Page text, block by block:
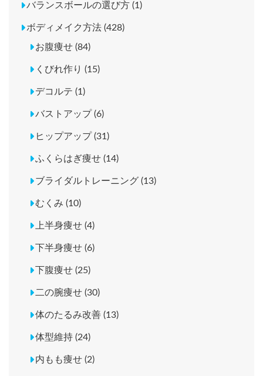
バランスボールの選び方 (1)
ボディメイク方法 (428)
お腹痩せ (84)
くびれ作り (15)
デコルテ (1)
バストアップ (6)
ヒップアップ (31)
ふくらはぎ痩せ (14)
ブライダルトレーニング (13)
むくみ (10)
上半身痩せ (4)
下半身痩せ (6)
下腹痩せ (25)
二の腕痩せ (30)
体のたるみ改善 (13)
体型維持 (24)
内もも痩せ (2)